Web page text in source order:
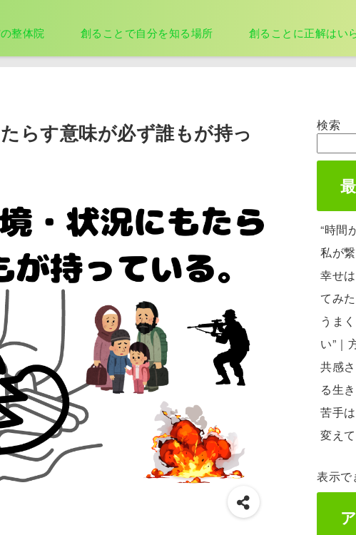
整体院 創ることで自分を知る場所 創ることに正解はい
らす意味が必ず誰もが持っ
検索
“時間
私が
幸せ
てみ
うま
い”｜
共感
る生
苦手
変え
表示で